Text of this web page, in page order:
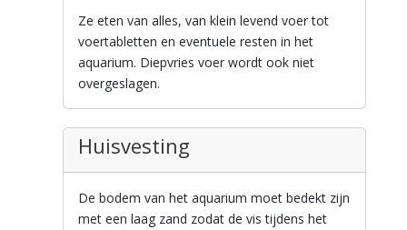
Ze eten van alles, van klein levend voer tot
voertabletten en eventuele resten in het
aquarium. Diepvries voer wordt ook niet
overgeslagen.
Huisvesting
De bodem van het aquarium moet bedekt zijn
met een laag zand zodat de vis tijdens het